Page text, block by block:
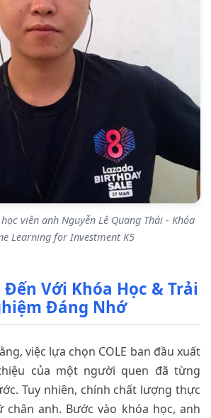
viên anh Nguyễn Lê Quang Thái - Khóa
Learning for Investment K5
Đến Với Khóa Học & Trải
Đáng Nhớ
việc lựa chọn COLE ban đầu xuất
của một người quen đã từng
Tuy nhiên, chính chất lượng thực
anh. Bước vào khóa học, anh